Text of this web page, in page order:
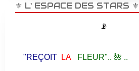
⚜️ L' ESPACE DES STARS ⚜️
📡
"REÇOIT LA FLEUR".. 🌺 ..